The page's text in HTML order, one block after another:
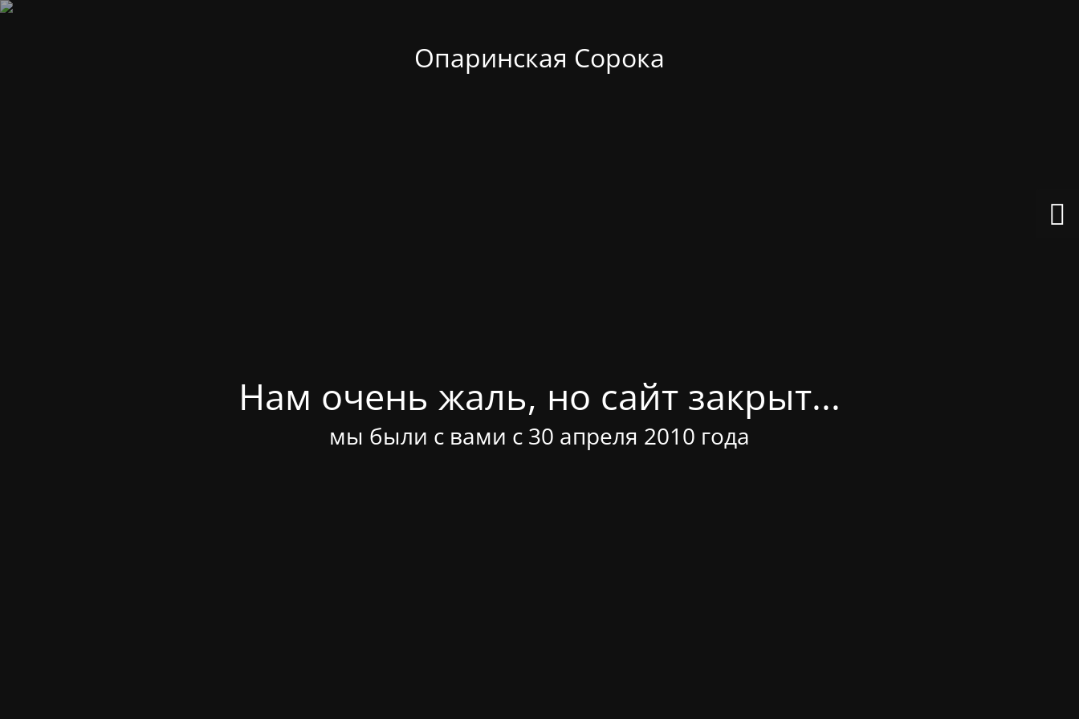
Опаринская Сорока
Нам очень жаль, но сайт закрыт...
мы были с вами с 30 апреля 2010 года